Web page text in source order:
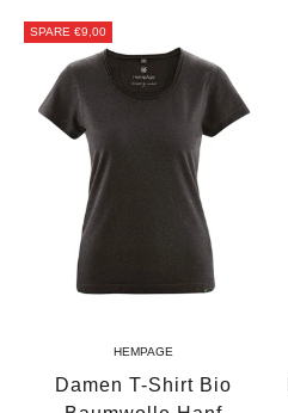
SPARE €9,00
HEMPAGE
Damen T-Shirt Bio